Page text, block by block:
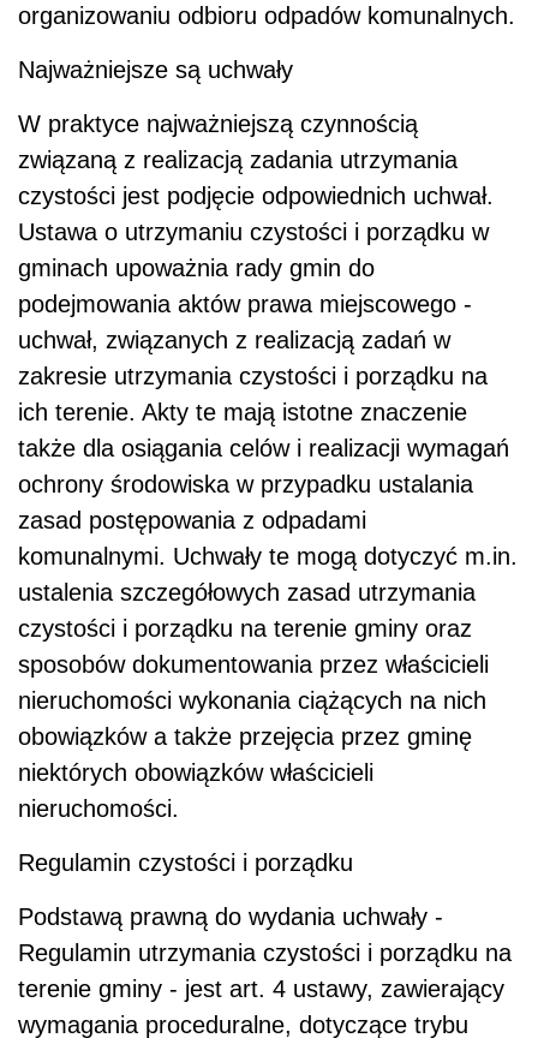
organizowaniu odbioru odpadów komunalnych.
Najważniejsze są uchwały
W praktyce najważniejszą czynnością
związaną z realizacją zadania utrzymania
czystości jest podjęcie odpowiednich uchwał.
Ustawa o utrzymaniu czystości i porządku w
gminach upoważnia rady gmin do
podejmowania aktów prawa miejscowego -
uchwał, związanych z realizacją zadań w
zakresie utrzymania czystości i porządku na
ich terenie. Akty te mają istotne znaczenie
także dla osiągania celów i realizacji wymagań
ochrony środowiska w przypadku ustalania
zasad postępowania z odpadami
komunalnymi. Uchwały te mogą dotyczyć m.in.
ustalenia szczegółowych zasad utrzymania
czystości i porządku na terenie gminy oraz
sposobów dokumentowania przez właścicieli
nieruchomości wykonania ciążących na nich
obowiązków a także przejęcia przez gminę
niektórych obowiązków właścicieli
nieruchomości.
Regulamin czystości i porządku
Podstawą prawną do wydania uchwały -
Regulamin utrzymania czystości i porządku na
terenie gminy - jest art. 4 ustawy, zawierający
wymagania proceduralne, dotyczące trybu